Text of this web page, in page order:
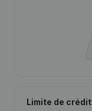
Limite de crédit